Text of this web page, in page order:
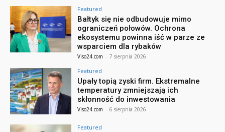
Featured
Bałtyk się nie odbudowuje mimo
ograniczeń połowów. Ochrona
ekosystemu powinna iść w parze ze
wsparciem dla rybaków
Viso24.com - 7 sierpnia 2026
Featured
Upały topią zyski firm. Ekstremalne
temperatury zmniejszają ich
skłonność do inwestowania
Viso24.com - 6 sierpnia 2026
Featured